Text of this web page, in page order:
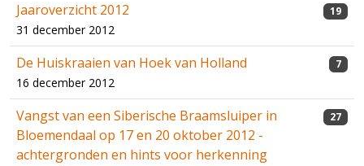
Jaaroverzicht 2012
31 december 2012
19
De Huiskraaien van Hoek van Holland
16 december 2012
7
Vangst van een Siberische Braamsluiper in
Bloemendaal op 17 en 20 oktober 2012 -
achtergronden en hints voor herkenning
27